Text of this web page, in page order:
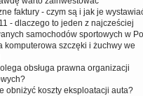
faktury - czym są i jak je
- dlaczego to jeden z najcześciej
samochodów sportowych w
komputerowa szczęki i żuchwy we
obsługa prawna organizacji
obniżyć koszty eksploatacji auta?